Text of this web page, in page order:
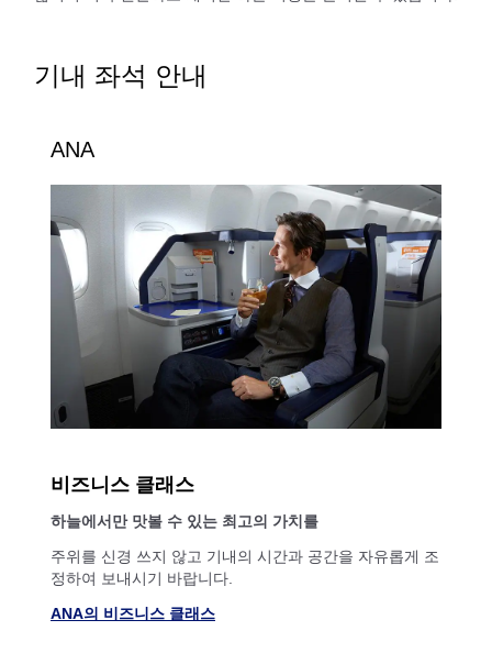
기내 좌석 안내
ANA
비즈니스 클래스
하늘에서만 맛볼 수 있는 최고의 가치를
주위를 신경 쓰지 않고 기내의 시간과 공간을 자유롭게 조
정하여 보내시기 바랍니다.
ANA의 비즈니스 클래스